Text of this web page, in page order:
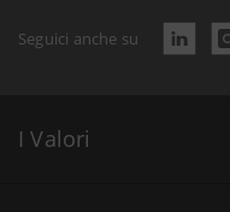
Seguici anche su
I Valori